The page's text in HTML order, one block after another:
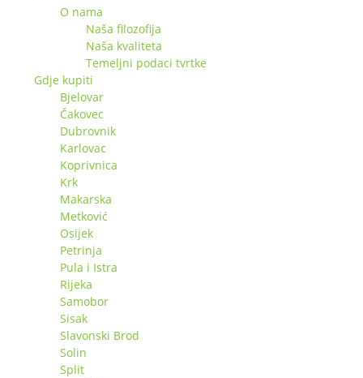
O nama
Naša filozofija
Naša kvaliteta
Temeljni podaci tvrtke
Gdje kupiti
Bjelovar
Čakovec
Dubrovnik
Karlovac
Koprivnica
Krk
Makarska
Metković
Osijek
Petrinja
Pula i Istra
Rijeka
Samobor
Sisak
Slavonski Brod
Solin
Split